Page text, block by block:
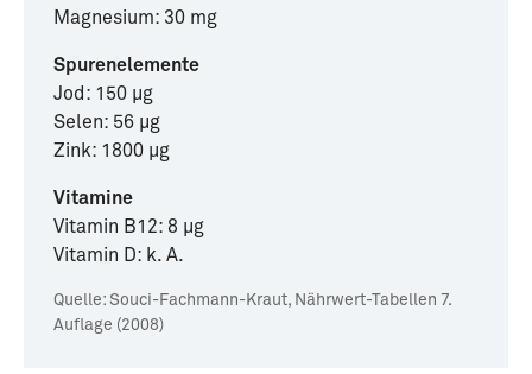
Magnesium: 30 mg
Spurenelemente
Jod: 150 µg
Selen: 56 µg
Zink: 1800 µg
Vitamine
Vitamin B12: 8 µg
Vitamin D: k. A.
Quelle: Souci-Fachmann-Kraut, Nährwert-Tabellen 7.
Auflage (2008)